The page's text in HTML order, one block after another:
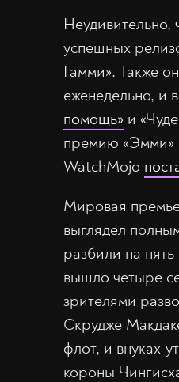
Неудивительно,
успешных
Гамми». Также
еженедельно, и
помощь» и
премию «Эмми»
WatchMojo
Мировая
выглядел
разбили на
вышло четыре
зрителями
Скрудже
флот, и внуках-
короны